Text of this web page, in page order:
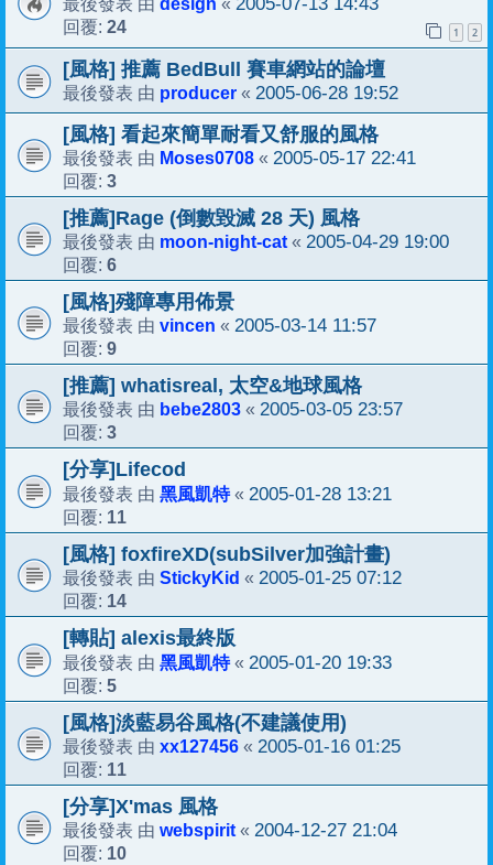
回覆: 24 1 2
[風格] 推薦 BedBull 賽車網站的論壇
最後發表 由 producer « 2005-06-28 19:52
[風格] 看起來簡單耐看又舒服的風格
最後發表 由 Moses0708 « 2005-05-17 22:41
回覆: 3
[推薦]Rage (倒數毀滅 28 天) 風格
最後發表 由 moon-night-cat « 2005-04-29 19:00
回覆: 6
[風格]殘障專用佈景
最後發表 由 vincen « 2005-03-14 11:57
回覆: 9
[推薦] whatisreal, 太空&地球風格
最後發表 由 bebe2803 « 2005-03-05 23:57
回覆: 3
[分享]Lifecod
最後發表 由 黑風凱特« 2005-01-28 13:21
回覆: 11
[風格] foxfireXD(subSilver加強計畫)
最後發表 由 StickyKid « 2005-01-25 07:12
回覆: 14
[轉貼] alexis最終版
最後發表 由 黑風凱特« 2005-01-20 19:33
回覆: 5
[風格]淡藍易谷風格(不建議使用)
最後發表 由 xx127456 « 2005-01-16 01:25
回覆: 11
[分享]X'mas 風格
最後發表 由 webspirit « 2004-12-27 21:04
回覆: 10